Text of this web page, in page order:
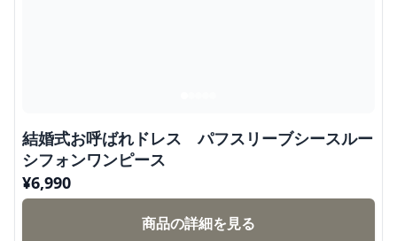
結婚式お呼ばれドレス パフスリーブシースルー
シフォンワンピース
¥6,990
商品の詳細を見る